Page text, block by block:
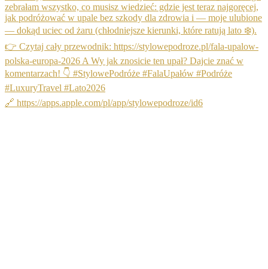
🔗 https://apps.apple.com/pl/app/stylowepodroze/id6